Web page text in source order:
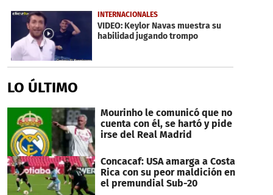
14
seconds
INTERNACIONALES
VIDEO: Keylor Navas muestra su
habilidad jugando trompo
LO ÚLTIMO
Mourinho le comunicó que no
cuenta con él, se hartó y pide
irse del Real Madrid
Concacaf: USA amarga a Costa
Rica con su peor maldición en
el premundial Sub-20